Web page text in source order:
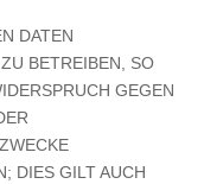
DATEN
BETREIBEN, SO
GEGEN
DIES GILT AUCH